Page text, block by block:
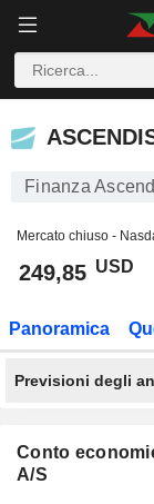
ASCENDIS
Finanza
Mercato chiuso -
249,85 USD
Panoramica
Previsioni degli
Conto
A/S